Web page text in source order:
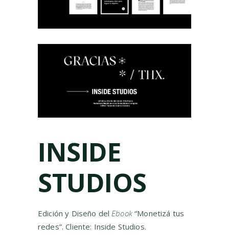
INSIDE
STUDIOS
Edición y Diseño del Ebook“Monetizá tus
redes”. Cliente: Inside Studios.